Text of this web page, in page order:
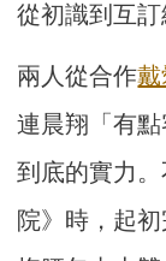
從初識到互訂
兩人從合作戴
連晨翔「有
到底的實力
院》時，起